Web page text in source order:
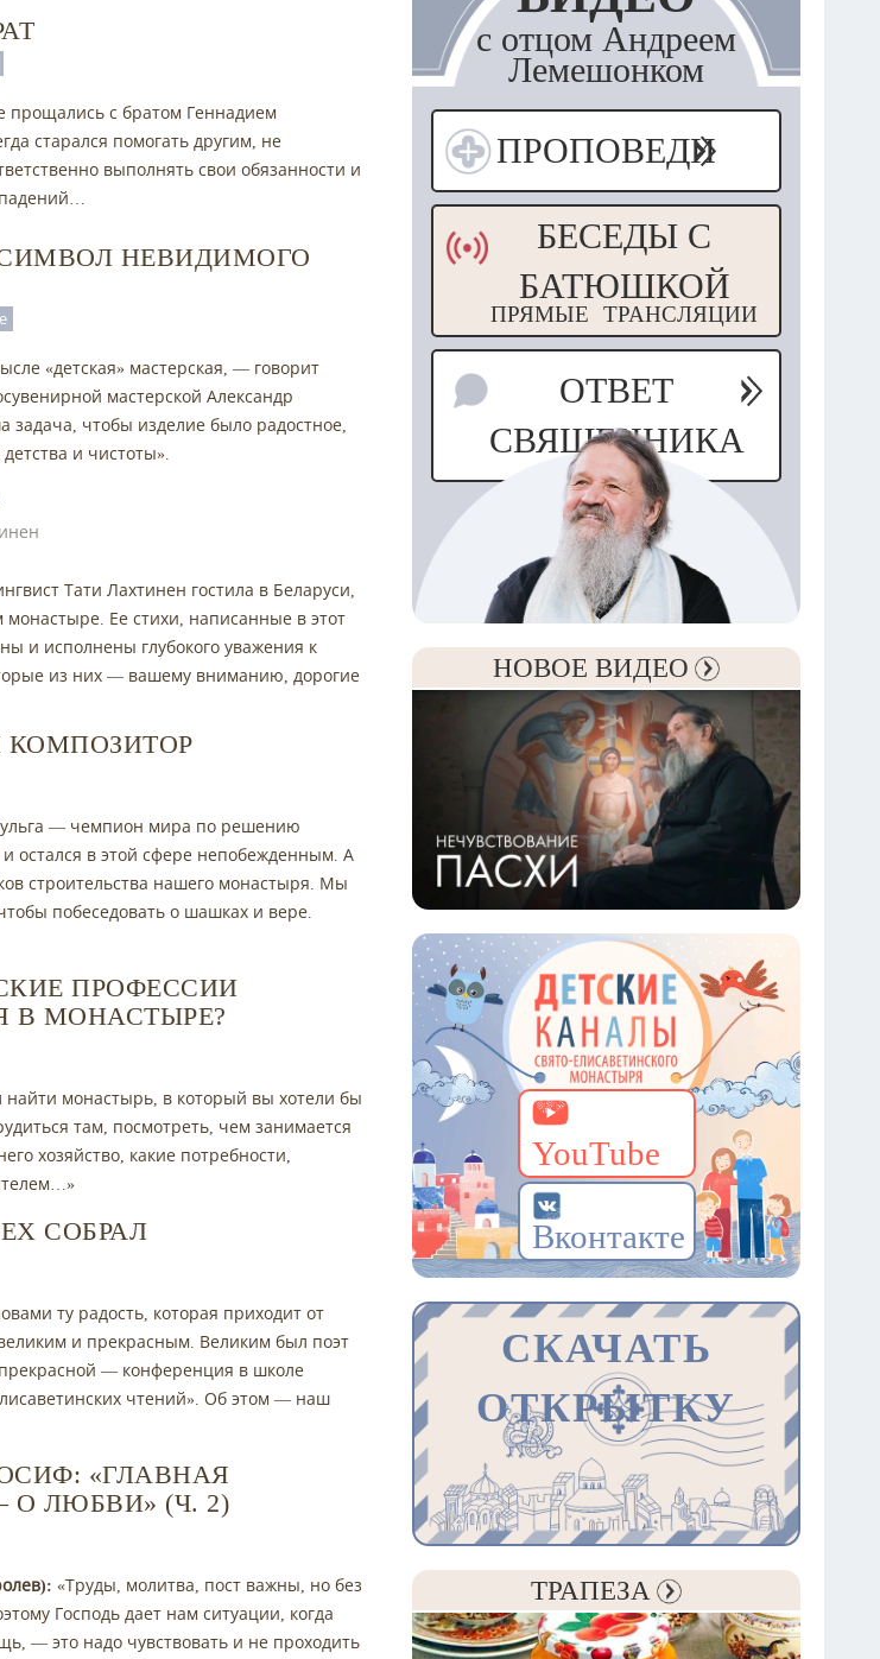
прощались с братом Геннадием
старался помогать другим, не
выполнять свои обязанности и
НЕВИДИМОГО
«детская» мастерская, — говорит
мастерской Александр
задача, чтобы изделие было радостное,
и чистоты».
Тати Лахтинен гостила в Беларуси,
Ее стихи, написанные в этот
и исполнены глубокого уважения к
из них — вашему вниманию, дорогие
— чемпион мира по решению
остался в этой сфере непобежденным. А
строительства нашего монастыря. Мы
побеседовать о шашках и вере.
ПРОФЕССИИ
В МОНАСТЫРЕ?
найти монастырь, в который вы хотели бы
там, посмотреть, чем занимается
хозяйство, какие потребности,
СОБРАЛ
ту радость, которая приходит от
и прекрасным. Великим был поэт
— конференция в школе
чтений». Об этом — наш
«ГЛАВНАЯ
О ЛЮБВИ» (Ч. 2)
«Труды, молитва, пост важны, но без
Господь дает нам ситуации, когда
— это надо чувствовать и не проходить
с отцом Андреем
Лемешонком
ПРОПОВЕДИ
БЕСЕДЫ С
БАТЮШКОЙ
ПРЯМЫЕ ТРАНСЛЯЦИИ
ОТВЕТ
СВЯЩЕННИКА
НОВОЕ ВИДЕО
YouTube
Вконтакте
СКАЧАТЬ
ОТКРЫТКУ
ТРАПЕЗА